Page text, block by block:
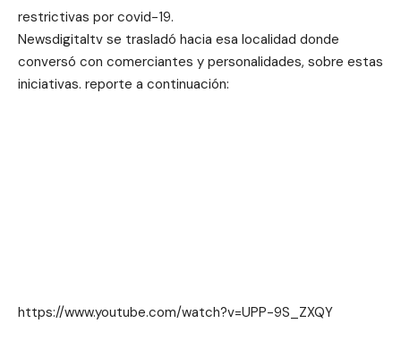
restrictivas por covid-19.
Newsdigitaltv se trasladó hacia esa localidad donde
conversó con comerciantes y personalidades, sobre estas
iniciativas. reporte a continuación:
https://www.youtube.com/watch?v=UPP-9S_ZXQY